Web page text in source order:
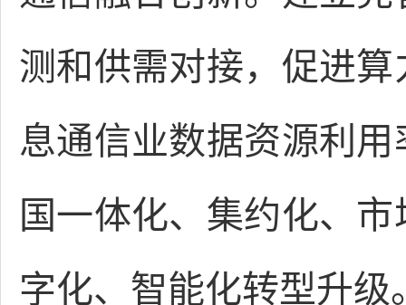
测和供需对接，促进
息通信业数据资源利
国一体化、集约化、
字化、智能化转型升级